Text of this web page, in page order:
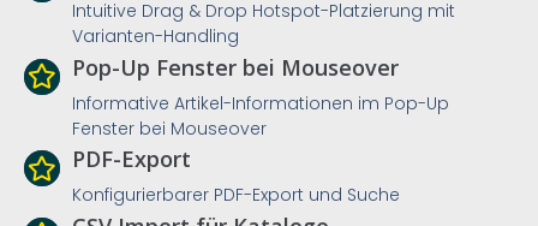
Intuitive Drag & Drop Hotspot-Platzierung mit
Varianten-Handling
Pop-Up Fenster bei Mouseover
Informative Artikel-Informationen im Pop-Up
Fenster bei Mouseover
PDF-Export
Konfigurierbarer PDF-Export und Suche